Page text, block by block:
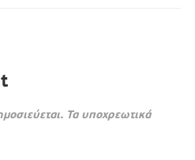
Τα υποχρεωτικά